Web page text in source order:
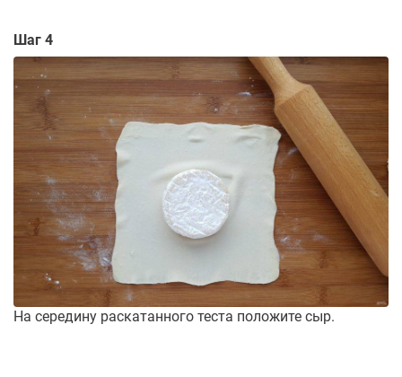
Шаг 4
На середину раскатанного теста положите сыр.